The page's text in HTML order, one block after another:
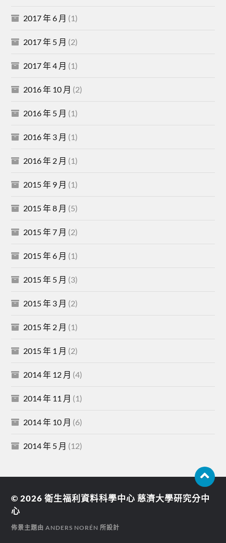
2017 年 6 月 (1)
2017 年 5 月 (2)
2017 年 4 月 (1)
2016 年 10 月 (2)
2016 年 5 月 (1)
2016 年 3 月 (1)
2016 年 2 月 (1)
2015 年 9 月 (1)
2015 年 8 月 (5)
2015 年 7 月 (2)
2015 年 6 月 (1)
2015 年 5 月 (3)
2015 年 3 月 (2)
2015 年 2 月 (1)
2015 年 1 月 (2)
2014 年 12 月 (4)
2014 年 11 月 (1)
2014 年 10 月 (6)
2014 年 5 月 (12)
© 2026衛生福利資料科學中心 慈濟大學研究分中
心
佈景主題由ANDERS NORÉN 所設計